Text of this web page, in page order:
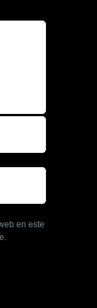
en este